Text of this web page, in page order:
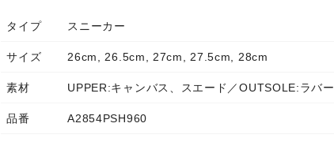
タイプ スニーカー
サイズ 26cm, 26.5cm, 27cm, 27.5cm, 28cm
素材 UPPER:キャンバス、スエード／OUTSOLE:ラバー
品番 A2854PSH960